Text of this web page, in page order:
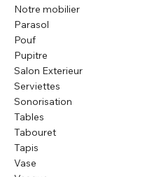
Notre mobilier
Parasol
Pouf
Pupitre
Salon Exterieur
Serviettes
Sonorisation
Tables
Tabouret
Tapis
Vase